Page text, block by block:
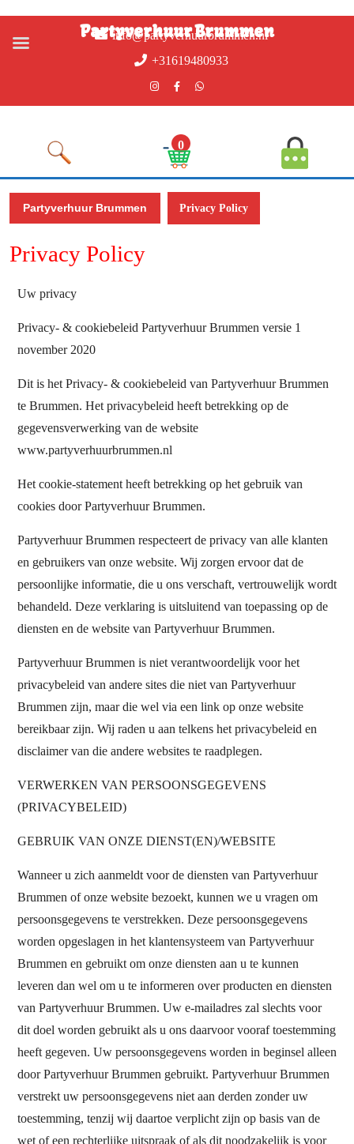
info@partyverhuurbrummen.nl
+31619480933
0
Partyverhuur Brummen Privacy Policy
Privacy Policy
Uw privacy
Privacy- & cookiebeleid Partyverhuur Brummen versie 1
november 2020
Dit is het Privacy- & cookiebeleid van Partyverhuur Brummen
te Brummen. Het privacybeleid heeft betrekking op de
gegevensverwerking van de website
www.partyverhuurbrummen.nl
Het cookie-statement heeft betrekking op het gebruik van
cookies door Partyverhuur Brummen.
Partyverhuur Brummen respecteert de privacy van alle klanten
en gebruikers van onze website. Wij zorgen ervoor dat de
persoonlijke informatie, die u ons verschaft, vertrouwelijk wordt
behandeld. Deze verklaring is uitsluitend van toepassing op de
diensten en de website van Partyverhuur Brummen.
Partyverhuur Brummen is niet verantwoordelijk voor het
privacybeleid van andere sites die niet van Partyverhuur
Brummen zijn, maar die wel via een link op onze website
bereikbaar zijn. Wij raden u aan telkens het privacybeleid en
disclaimer van die andere websites te raadplegen.
VERWERKEN VAN PERSOONSGEGEVENS
(PRIVACYBELEID)
GEBRUIK VAN ONZE DIENST(EN)/WEBSITE
Wanneer u zich aanmeldt voor de diensten van Partyverhuur
Brummen of onze website bezoekt, kunnen we u vragen om
persoonsgegevens te verstrekken. Deze persoonsgegevens
worden opgeslagen in het klantensysteem van Partyverhuur
Brummen en gebruikt om onze diensten aan u te kunnen
leveren dan wel om u te informeren over producten en diensten
van Partyverhuur Brummen. Uw e-mailadres zal slechts voor
dit doel worden gebruikt als u ons daarvoor vooraf toestemming
heeft gegeven. Uw persoonsgegevens worden in beginsel alleen
door Partyverhuur Brummen gebruikt. Partyverhuur Brummen
verstrekt uw persoonsgegevens niet aan derden zonder uw
toestemming, tenzij wij daartoe verplicht zijn op basis van de
wet of een rechterlijke uitspraak of als dit noodzakelijk is voor
Partyverhuur Brummen